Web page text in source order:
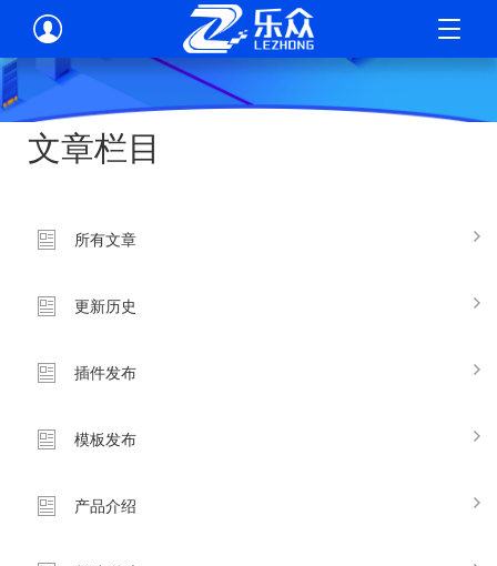
新闻公告/帮助中心
文章栏目
所有文章
更新历史
插件发布
模板发布
产品介绍